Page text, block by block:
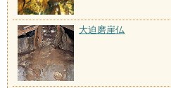
大迫磨崖仏